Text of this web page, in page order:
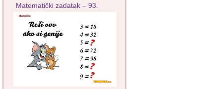
Matematički zadatak – 93.